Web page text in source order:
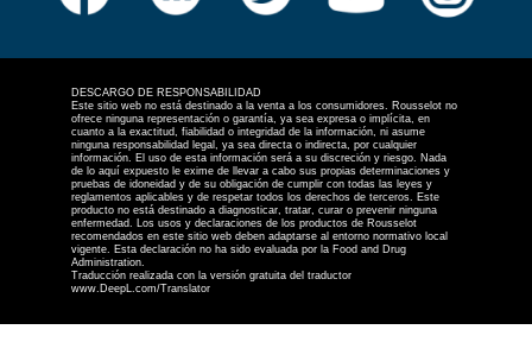
DESCARGO DE RESPONSABILIDAD
Este sitio web no está destinado a la venta a los consumidores. Rousselot no
ofrece ninguna representación o garantía, ya sea expresa o implícita, en
cuanto a la exactitud, fiabilidad o integridad de la información, ni asume
ninguna responsabilidad legal, ya sea directa o indirecta, por cualquier
información. El uso de esta información será a su discreción y riesgo. Nada
de lo aquí expuesto le exime de llevar a cabo sus propias determinaciones y
pruebas de idoneidad y de su obligación de cumplir con todas las leyes y
reglamentos aplicables y de respetar todos los derechos de terceros. Este
producto no está destinado a diagnosticar, tratar, curar o prevenir ninguna
enfermedad. Los usos y declaraciones de los productos de Rousselot
recomendados en este sitio web deben adaptarse al entorno normativo local
vigente. Esta declaración no ha sido evaluada por la Food and Drug
Administration.
Traducción realizada con la versión gratuita del traductor
www.DeepL.com/Translator